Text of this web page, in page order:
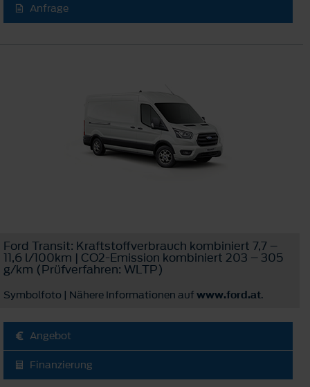
Anfrage
Ford Transit: Kraftstoffverbrauch kombiniert 7,7 –
11,6 l/100km | CO2-Emission kombiniert 203 – 305
g/km (Prüfverfahren: WLTP)
Symbolfoto | Nähere Informationen aufwww.ford.at.
Angebot
Finanzierung